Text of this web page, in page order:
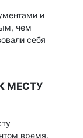
и
чем
себя
МЕСТУ
время.